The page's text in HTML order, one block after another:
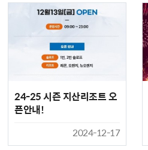
24-25 시즌 지산리조트 오
픈안내!
2024-12-17